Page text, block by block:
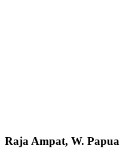
Raja Ampat, W. Papua